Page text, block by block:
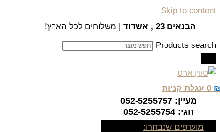
Skip to content
הבנאים 23 , אשדוד
| משלוחים לכל הארץ!
Products search
0 עגלת קניות
מעיין: 052-5255757
חגי: 052-5255754
מועדפים שנבחרו: